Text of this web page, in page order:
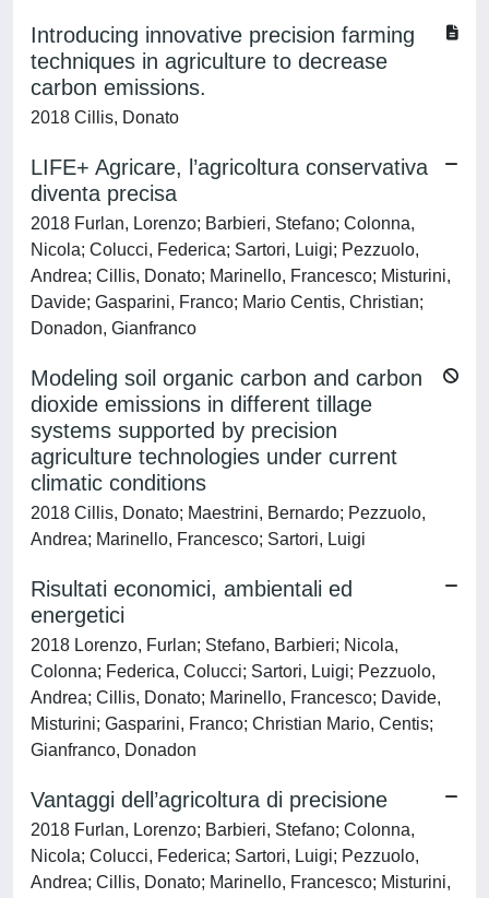
Introducing innovative precision farming
techniques in agriculture to decrease
carbon emissions.
2018 Cillis, Donato
LIFE+ Agricare, l’agricoltura conservativa
diventa precisa
2018 Furlan, Lorenzo; Barbieri, Stefano; Colonna,
Nicola; Colucci, Federica; Sartori, Luigi; Pezzuolo,
Andrea; Cillis, Donato; Marinello, Francesco; Misturini,
Davide; Gasparini, Franco; Mario Centis, Christian;
Donadon, Gianfranco
Modeling soil organic carbon and carbon
dioxide emissions in different tillage
systems supported by precision
agriculture technologies under current
climatic conditions
2018 Cillis, Donato; Maestrini, Bernardo; Pezzuolo,
Andrea; Marinello, Francesco; Sartori, Luigi
Risultati economici, ambientali ed
energetici
2018 Lorenzo, Furlan; Stefano, Barbieri; Nicola,
Colonna; Federica, Colucci; Sartori, Luigi; Pezzuolo,
Andrea; Cillis, Donato; Marinello, Francesco; Davide,
Misturini; Gasparini, Franco; Christian Mario, Centis;
Gianfranco, Donadon
Vantaggi dell’agricoltura di precisione
2018 Furlan, Lorenzo; Barbieri, Stefano; Colonna,
Nicola; Colucci, Federica; Sartori, Luigi; Pezzuolo,
Andrea; Cillis, Donato; Marinello, Francesco; Misturini,